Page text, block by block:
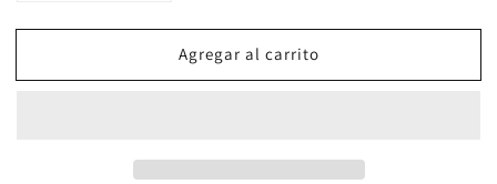
para
Grande
para
Pulsera
Grande
Agregar al carrito